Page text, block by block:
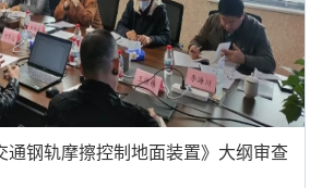
通钢轨摩擦控制地面装置》大纲审查